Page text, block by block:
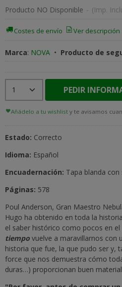
Producto NO Disponible - (Imp.
Costes de envío Ver descripción
Marca: NOVA • Producto de
PEDIR
Añádelo a tu wishlist y te avisamos
Estado: Correcto
Idioma: Español
Encuadernación: Tapa blanda con
Páginas: 578
Poul Anderson, Gran Maestro
Hugo ha obtenido en toda la
el saber histórico como pocos en el
tiempo vuelve a maravillarnos con
historia que fue, la que pudo ser y,
force que nos demuestra cómo
duras…) proporcionan buen